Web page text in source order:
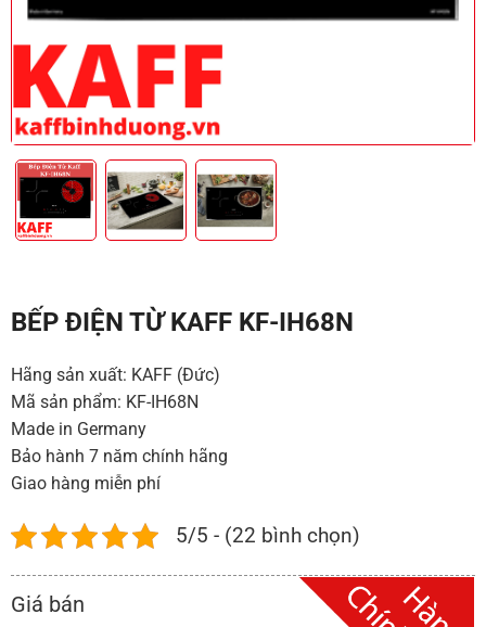
BẾP ĐIỆN TỪ KAFF KF-IH68N
Hãng sản xuất: KAFF (Đức)
Mã sản phẩm: KF-IH68N
Made in Germany
Bảo hành 7 năm chính hãng
Giao hàng miễn phí
5/5 - (22 bình chọn)